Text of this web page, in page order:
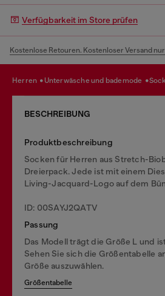
Verfügbarkeit im Store prüfen
Kostenlose Retouren. Kostenloser Versand
herren unterwäsche und bademode
BESCHREIBUNG
Produktbeschreibung
Socken für Herren aus Stretch-
Dreierpack. Jede ist mit einem
Living-Jacquard-Logo auf dem
ID: 00SAYJ2QATV
Passung
Das Modell trägt die Größe L und
Sehen Sie sich die Größentabelle
Größe auszuwählen.
Größentabelle